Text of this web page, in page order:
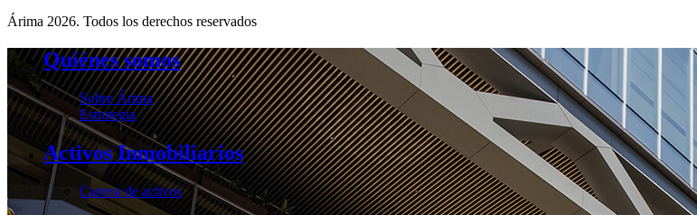
Árima 2026. Todos los derechos reservados
Quiénes somos
Sobre Árima
Estrategia
Activos Inmobiliarios
Cartera de activos